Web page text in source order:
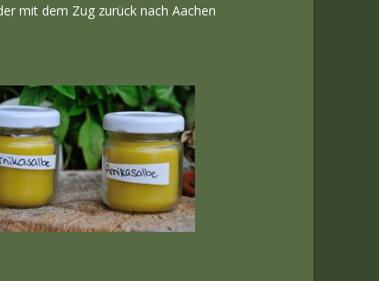
mit dem Zug zurück nach Aachen